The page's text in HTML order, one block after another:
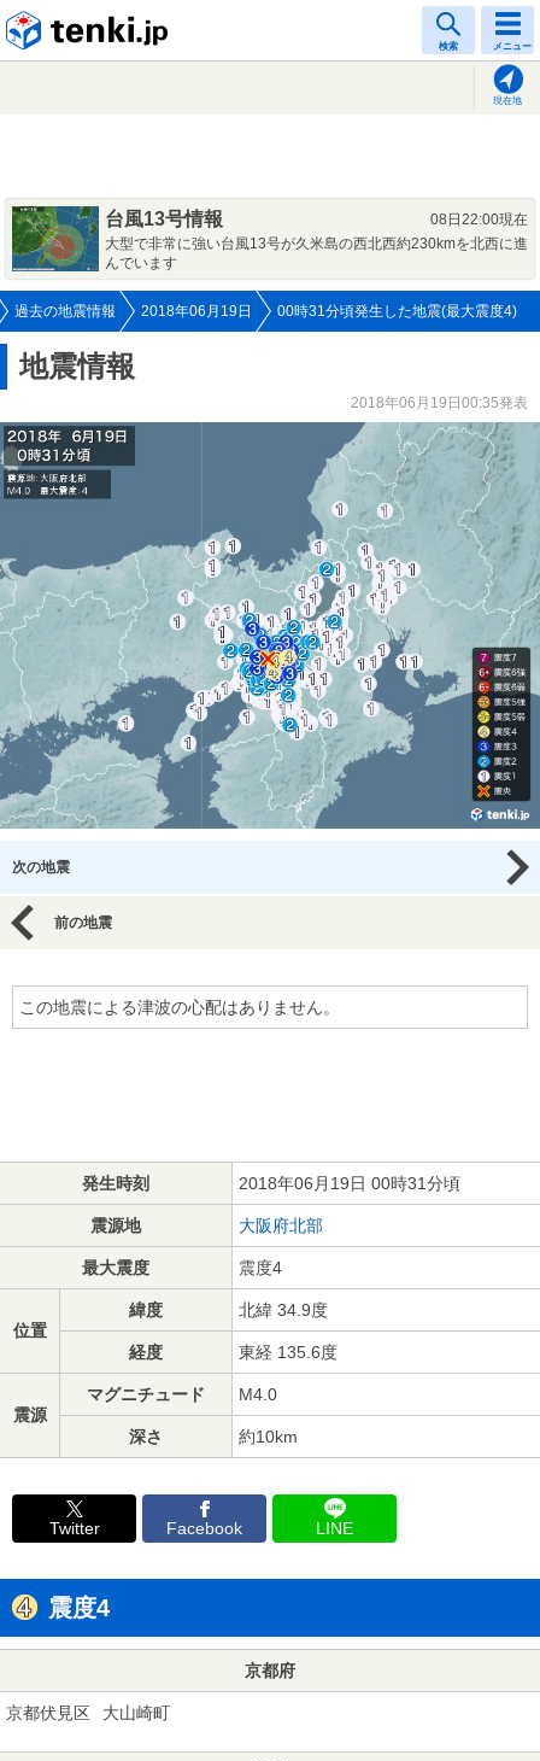
検索 メニュー
現在地
台風13号情報
08日22:00現在
大型で非常に強い台風13号が久米島の西北西約230kmを北西に進
んでいます
過去の地震情報 2018年06月19日 00時31分頃発生した地震(最大震度4)
地震情報
2018年06月19日00:35発表
次の地震
前の地震
この地震による津波の心配はありません。
発生時刻 2018年06月19日 00時31分頃
震源地 大阪府北部
最大震度 震度4
位置
緯度 北緯 34.9度
経度 東経 135.6度
震源
マグニチュード M4.0
深さ 約10km
Twitter Facebook LINE
震度4
京都府
京都伏見区 大山崎町